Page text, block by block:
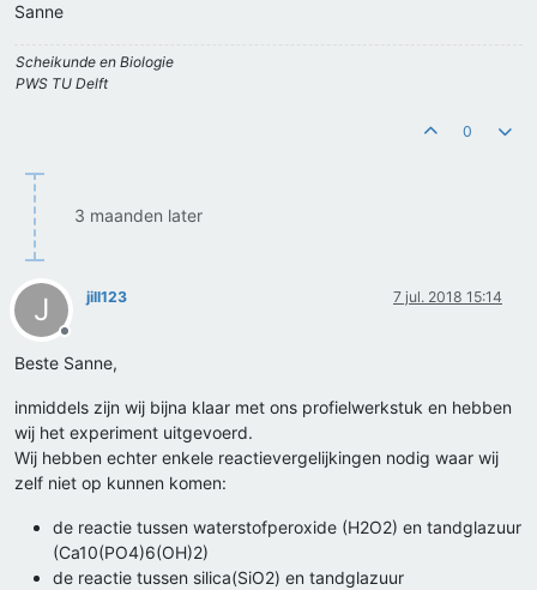
Sanne
Scheikunde en Biologie
PWS TU Delft
0
3 maanden later
J
Offline
jill123 7 jul. 2018 15:14
Beste Sanne,
inmiddels zijn wij bijna klaar met ons profielwerkstuk en hebben
wij het experiment uitgevoerd.
Wij hebben echter enkele reactievergelijkingen nodig waar wij
zelf niet op kunnen komen:
de reactie tussen waterstofperoxide (H2O2) en tandglazuur
(Ca10(PO4)6(OH)2)
de reactie tussen silica(SiO2) en tandglazuur